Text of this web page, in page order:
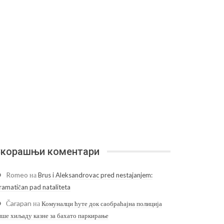
коментари
Romeo наBrus i Aleksandrovac pred nestajanjem:
pad nataliteta
Čarapan наКомуналци ћуте док саобраћајна полиција
хиљаду казне за бахато паркирање